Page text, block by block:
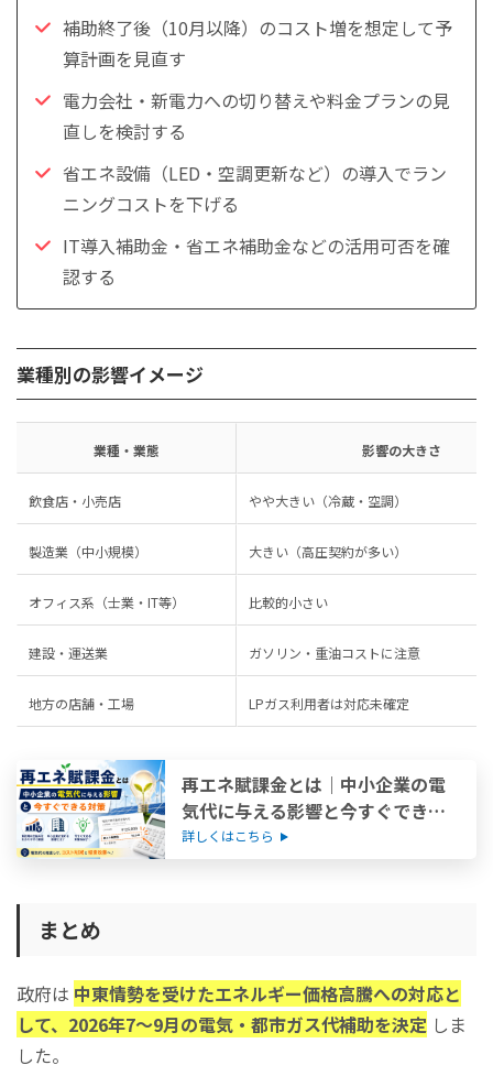
補助終了後（10月以降）のコスト増を想定して予
算計画を見直す
電力会社・新電力への切り替えや料金プランの見
直しを検討する
省エネ設備（LED・空調更新など）の導入でラン
ニングコストを下げる
IT導入補助金・省エネ補助金などの活用可否を確
認する
業種別の影響イメージ
業種・業態 影響の大きさ
飲食店・小売店 やや大きい（冷蔵・空調）
製造業（中小規模） 大きい（高圧契約が多い）
オフィス系（士業・IT等） 比較的小さい
建設・運送業 ガソリン・重油コストに注意
地方の店舗・工場 LPガス利用者は対応未確定
再エネ賦課金とは｜中小企業の電
気代に与える影響と今すぐできる
対策
詳しくはこちら
まとめ
政府は 中東情勢を受けたエネルギー価格高騰への対応と
して、2026年7〜9月の電気・都市ガス代補助を決定 しま
した。